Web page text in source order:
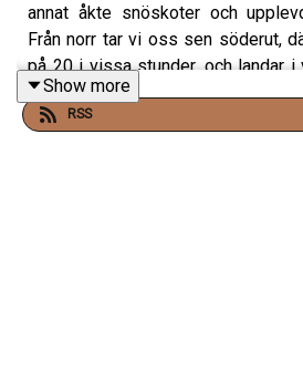
annat åkte snöskoter och
Från norr tar vi oss sen söderut,
på 20 i vissa stunder, och landar i
har blivit dags för många att byta
till en lättare kräm eller ett
Show more
RSS